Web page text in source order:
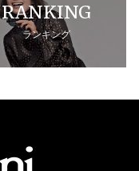
RANKING
ランキング